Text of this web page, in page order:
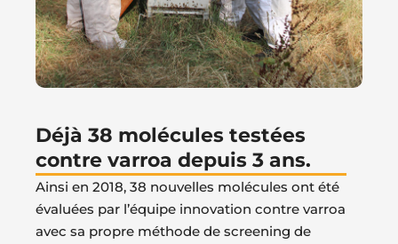
Déjà 38 molécules testées
contre varroa depuis 3 ans.
Ainsi en 2018, 38 nouvelles molécules ont été
évaluées par l’équipe innovation contre varroa
avec sa propre méthode de screening de